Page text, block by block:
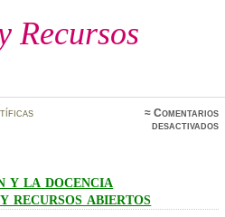
Recursos
≈Comentarios
desactivadosen
y la docencia
recursos abiertos